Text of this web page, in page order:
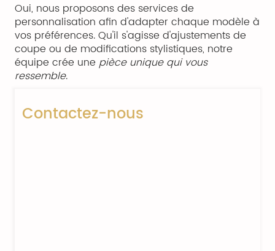
Oui, nous proposons des services de
personnalisation afin d'adapter chaque modèle à
vos préférences. Qu'il s'agisse d'ajustements de
coupe ou de modifications stylistiques, notre
équipe crée une pièce unique qui vous
ressemble.
Contactez-nous